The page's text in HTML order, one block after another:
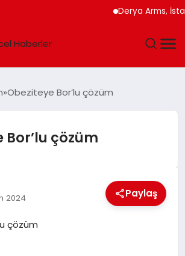
Derya Arms,
Obeziteye Bor’lu çözüm
Bor’lu çözüm
2024 Paylaş